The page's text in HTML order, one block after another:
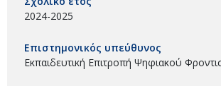
2024-2025
Επιστημονικός υπεύθυνος
Εκπαιδευτική Επιτροπή Ψηφιακού